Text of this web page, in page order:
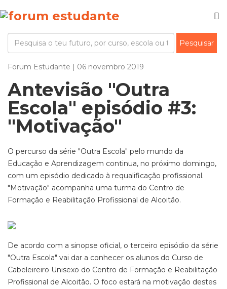
Forum Estudante | 06 novembro 2019
Antevisão "Outra
Escola" episódio #3:
"Motivação"
O percurso da série "Outra Escola" pelo mundo da
Educação e Aprendizagem continua, no próximo domingo,
com um episódio dedicado à requalificação profissional.
"Motivação" acompanha uma turma do Centro de
Formação e Reabilitação Profissional de Alcoitão.
De acordo com a sinopse oficial, o terceiro episódio da série
"Outra Escola" vai dar a conhecer os alunos do Curso de
Cabeleireiro Unisexo do Centro de Formação e Reabilitação
Profissional de Alcoitão. O foco estará na motivação destes